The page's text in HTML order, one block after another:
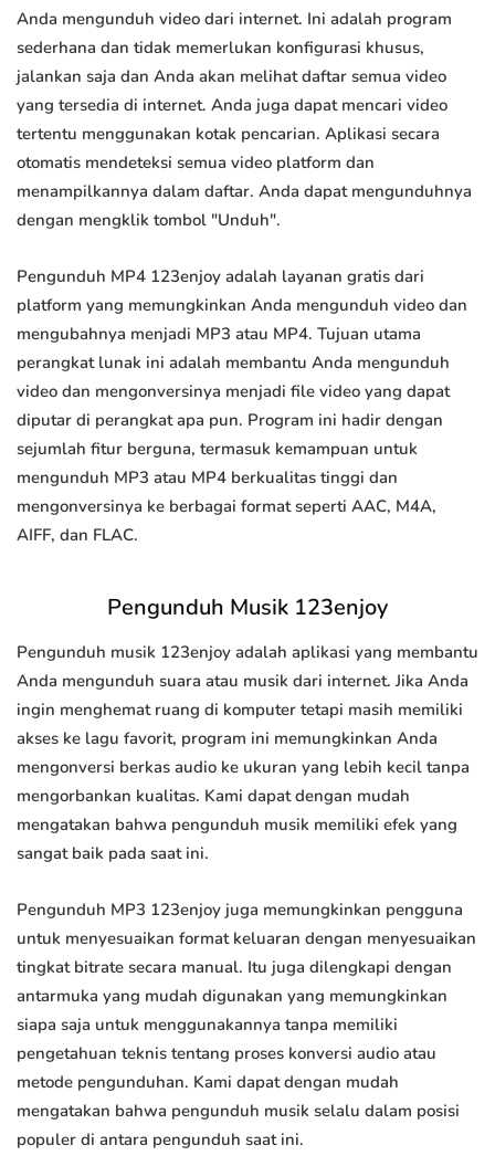
Anda mengunduh video dari internet. Ini adalah program
sederhana dan tidak memerlukan konfigurasi khusus,
jalankan saja dan Anda akan melihat daftar semua video
yang tersedia di internet. Anda juga dapat mencari video
tertentu menggunakan kotak pencarian. Aplikasi secara
otomatis mendeteksi semua video platform dan
menampilkannya dalam daftar. Anda dapat mengunduhnya
dengan mengklik tombol "Unduh".
Pengunduh MP4 123enjoy adalah layanan gratis dari
platform yang memungkinkan Anda mengunduh video dan
mengubahnya menjadi MP3 atau MP4. Tujuan utama
perangkat lunak ini adalah membantu Anda mengunduh
video dan mengonversinya menjadi file video yang dapat
diputar di perangkat apa pun. Program ini hadir dengan
sejumlah fitur berguna, termasuk kemampuan untuk
mengunduh MP3 atau MP4 berkualitas tinggi dan
mengonversinya ke berbagai format seperti AAC, M4A,
AIFF, dan FLAC.
Pengunduh Musik 123enjoy
Pengunduh musik 123enjoy adalah aplikasi yang membantu
Anda mengunduh suara atau musik dari internet. Jika Anda
ingin menghemat ruang di komputer tetapi masih memiliki
akses ke lagu favorit, program ini memungkinkan Anda
mengonversi berkas audio ke ukuran yang lebih kecil tanpa
mengorbankan kualitas. Kami dapat dengan mudah
mengatakan bahwa pengunduh musik memiliki efek yang
sangat baik pada saat ini.
Pengunduh MP3 123enjoy juga memungkinkan pengguna
untuk menyesuaikan format keluaran dengan menyesuaikan
tingkat bitrate secara manual. Itu juga dilengkapi dengan
antarmuka yang mudah digunakan yang memungkinkan
siapa saja untuk menggunakannya tanpa memiliki
pengetahuan teknis tentang proses konversi audio atau
metode pengunduhan. Kami dapat dengan mudah
mengatakan bahwa pengunduh musik selalu dalam posisi
populer di antara pengunduh saat ini.